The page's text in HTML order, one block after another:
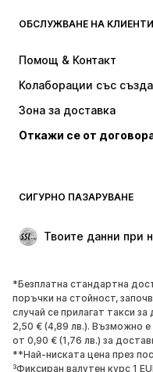
НОВО
Бельо
Палта
Специални Поводи
ОБУВКИ
НОВО
Маратонки
Обувки с висок ток
ОБСЛУЖВАНЕ НА КЛИЕНТИ
Помощ & Контакт
Колаборации със
Зона за доставка
Откажи се от
СИГУРНО ПАЗАРУВАНЕ
Твоите данни при
*Безплатна стандартна
поръчки на стойност,
случай се прилагат такси
2,50 € (4,89 лв.). Възможно
от 0,90 € (1,76 лв.) за
**Най-ниската цена през
³Фиксиран валутен курс 1